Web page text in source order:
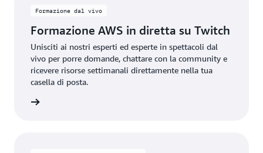
Formazione dal vivo
Formazione AWS in diretta su Twitch
Unisciti ai nostri esperti ed esperte in spettacoli dal
vivo per porre domande, chattare con la community e
ricevere risorse settimanali direttamente nella tua
casella di posta.